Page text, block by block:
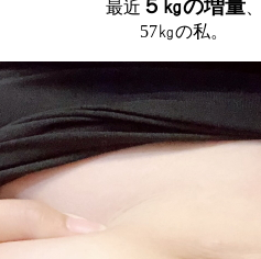
最近 ５㎏の増量
57㎏の私。